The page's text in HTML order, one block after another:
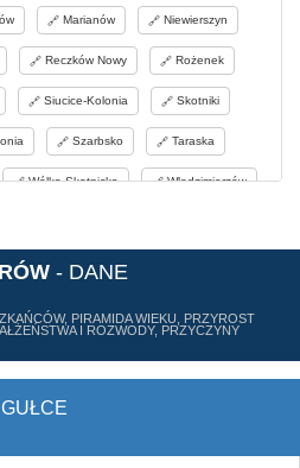
Marianów Niewierszyn
Reczków Nowy Rożenek
Siucice-Kolonia Skotniki
Szarbsko Taraska
Wólka Skotnicka Włodzimierzów
- DANE
PIRAMIDA WIEKU, PRZYROST
I ROZWODY, PRZYCZYNY